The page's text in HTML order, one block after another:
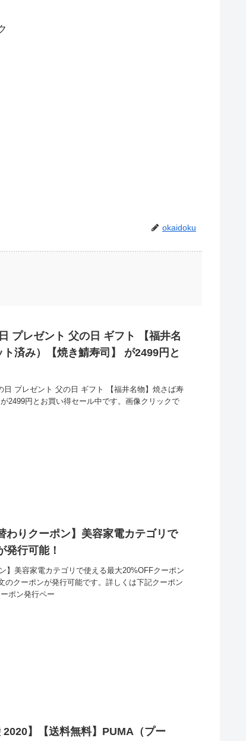
okaidoku
プレゼント 父の日 ギフト 【福井名
済み）【焼き鯖寿司】 が2499円と
プレゼント 父の日 ギフト 【福井名物】焼さば寿
2499円とお買い得セール中です。画像クリックで
わりクーポン】美容家電カテゴリで
発行可能！
】美容家電カテゴリで使える最大20%OFFクーポン
のクーポンが発行可能です。詳しくは下記クーポン
ポン発行ペー
2020】【送料無料】PUMA（プー